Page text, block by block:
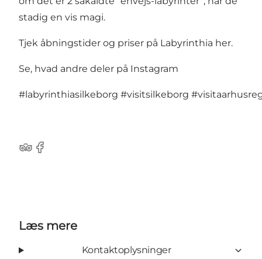
stadig en vis magi.
Tjek åbningstider og priser på Labyrinthia her.
Se, hvad andre deler på Instagram
#labyrinthiasilkeborg #visitsilkeborg
TripAdvisor
Facebook
Læs mere
Kontaktoplysninger